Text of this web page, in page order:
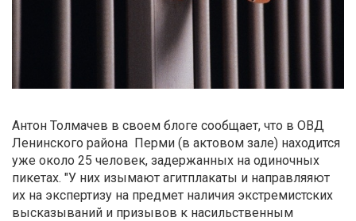
Антон Толмачев в своем блоге сообщает, что в ОВД
Ленинского района Перми (в актовом зале) находится
уже около 25 человек, задержанных на одиночных
пикетах. "У них изымают агитплакаты и направляяют
их на экспертизу на предмет наличия экстремистских
высказываний и призывов к насильственным